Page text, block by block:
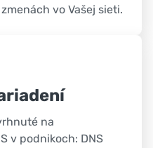
vo Vašej sieti.
na
v podnikoch: DNS